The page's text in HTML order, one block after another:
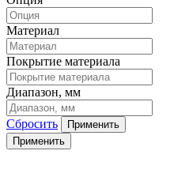
Материал
Покрытие материала
Диапазон, мм
Сбросить